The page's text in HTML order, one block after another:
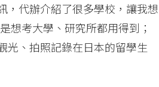
，代辦介紹了很多學校，讓我想
想考大學、研究所都用得到；
光、拍照記錄在日本的留學生